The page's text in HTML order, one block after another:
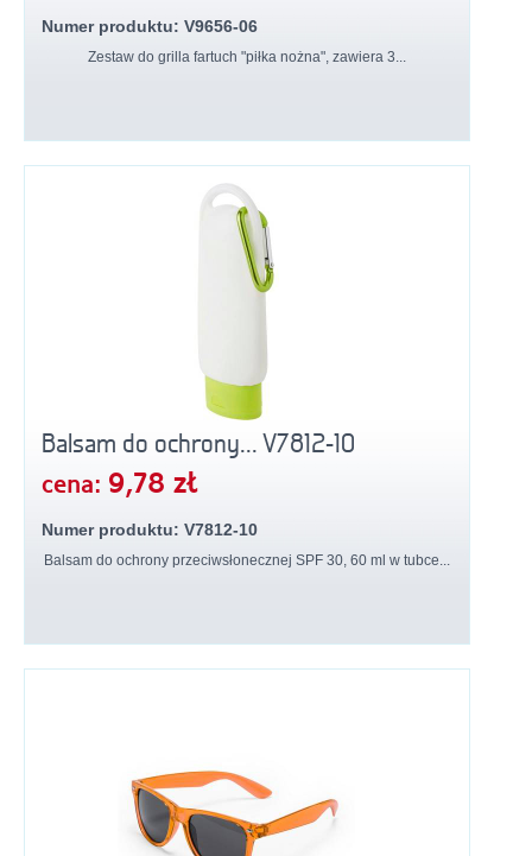
Numer produktu: V9656-06
Zestaw do grilla fartuch "piłka nożna", zawiera 3...
Balsam do ochrony... V7812-10
cena: 9,78 zł
Numer produktu: V7812-10
Balsam do ochrony przeciwsłonecznej SPF 30, 60 ml w tubce...